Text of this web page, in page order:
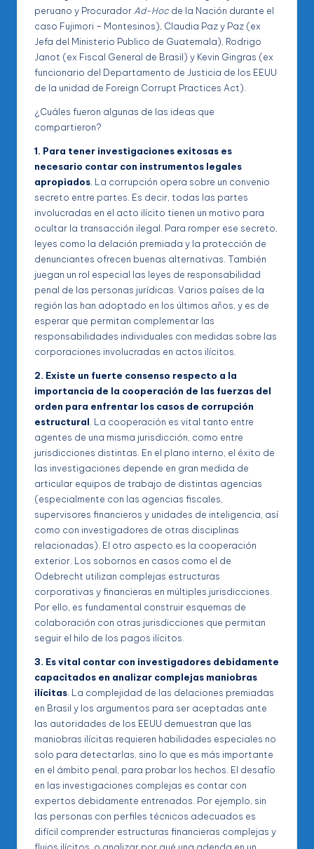
peruano y Procurador Ad-Hoc de la Nación durante el
caso Fujimori – Montesinos), Claudia Paz y Paz (ex
Jefa del Ministerio Publico de Guatemala), Rodrigo
Janot (ex Fiscal General de Brasil) y Kevin Gingras (ex
funcionario del Departamento de Justicia de los EEUU
de la unidad de Foreign Corrupt Practices Act).
¿Cuáles fueron algunas de las ideas que
compartieron?
1. Para tener investigaciones exitosas es
necesario contar con instrumentos legales
apropiados . La corrupción opera sobre un convenio
secreto entre partes. Es decir, todas las partes
involucradas en el acto ilícito tienen un motivo para
ocultar la transacción ilegal. Para romper ese secreto,
leyes como la delación premiada y la protección de
denunciantes ofrecen buenas alternativas. También
juegan un rol especial las leyes de responsabilidad
penal de las personas jurídicas. Varios países de la
región las han adoptado en los últimos años, y es de
esperar que permitan complementar las
responsabilidades individuales con medidas sobre las
corporaciones involucradas en actos ilícitos.
2. Existe un fuerte consenso respecto a la
importancia de la cooperación de las fuerzas del
orden para enfrentar los casos de corrupción
estructural . La cooperación es vital tanto entre
agentes de una misma jurisdicción, como entre
jurisdicciones distintas. En el plano interno, el éxito de
las investigaciones depende en gran medida de
articular equipos de trabajo de distintas agencias
(especialmente con las agencias fiscales,
supervisores financieros y unidades de inteligencia, así
como con investigadores de otras disciplinas
relacionadas). El otro aspecto es la cooperación
exterior. Los sobornos en casos como el de
Odebrecht utilizan complejas estructuras
corporativas y financieras en múltiples jurisdicciones.
Por ello, es fundamental construir esquemas de
colaboración con otras jurisdicciones que permitan
seguir el hilo de los pagos ilícitos.
3. Es vital contar con investigadores debidamente
capacitados en analizar complejas maniobras
ilícitas . La complejidad de las delaciones premiadas
en Brasil y los argumentos para ser aceptadas ante
las autoridades de los EEUU demuestran que las
maniobras ilícitas requieren habilidades especiales no
solo para detectarlas, sino lo que es más importante
en el ámbito penal, para probar los hechos. El desafío
en las investigaciones complejas es contar con
expertos debidamente entrenados. Por ejemplo, sin
las personas con perfiles técnicos adecuados es
difícil comprender estructuras financieras complejas y